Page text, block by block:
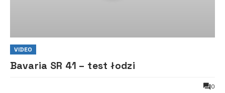
VIDEO
Bavaria SR 41 – test łodzi
0